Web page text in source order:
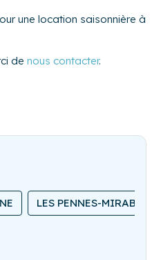
une location saisonnière à
de nous contacter.
LES PENNES-MIRABEAU